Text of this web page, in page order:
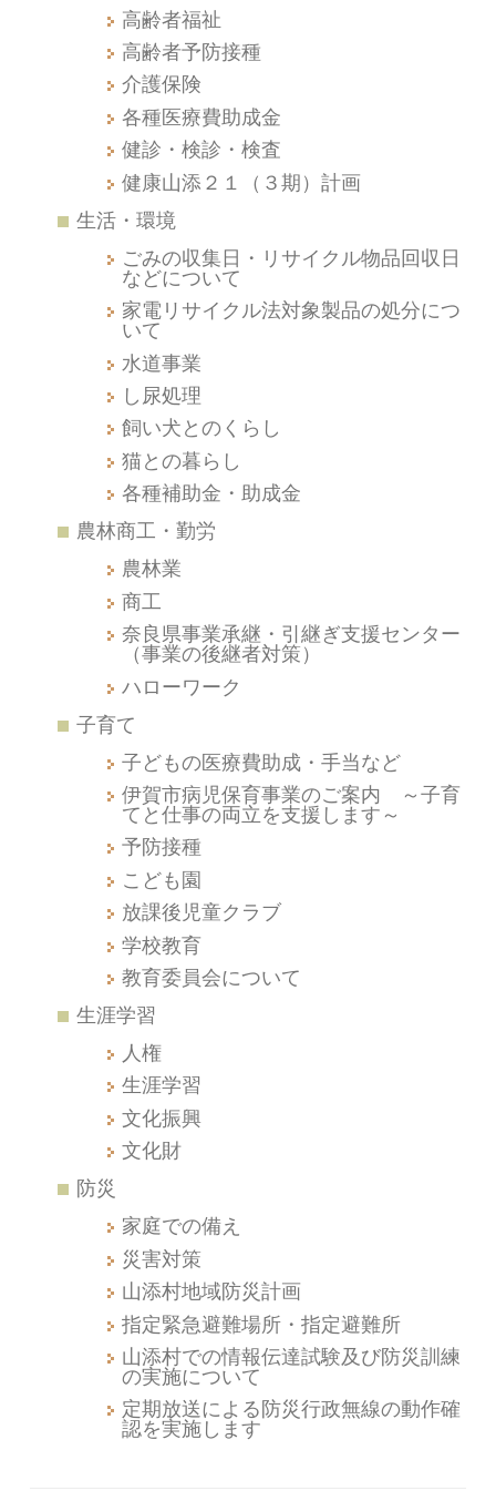
高齢者福祉
高齢者予防接種
介護保険
各種医療費助成金
健診・検診・検査
健康山添２１（３期）計画
生活・環境
ごみの収集日・リサイクル物品回収日
などについて
家電リサイクル法対象製品の処分につ
いて
水道事業
し尿処理
飼い犬とのくらし
猫との暮らし
各種補助金・助成金
農林商工・勤労
農林業
商工
奈良県事業承継・引継ぎ支援センター
（事業の後継者対策）
ハローワーク
子育て
子どもの医療費助成・手当など
伊賀市病児保育事業のご案内 ～子育
てと仕事の両立を支援します～
予防接種
こども園
放課後児童クラブ
学校教育
教育委員会について
生涯学習
人権
生涯学習
文化振興
文化財
防災
家庭での備え
災害対策
山添村地域防災計画
指定緊急避難場所・指定避難所
山添村での情報伝達試験及び防災訓練
の実施について
定期放送による防災行政無線の動作確
認を実施します